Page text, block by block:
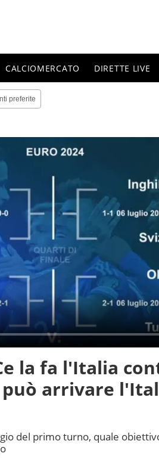
CALCIOMERCATO DIRETTE LIVE
preferite
la fa l'Italia
può arrivare
del primo turno, quale